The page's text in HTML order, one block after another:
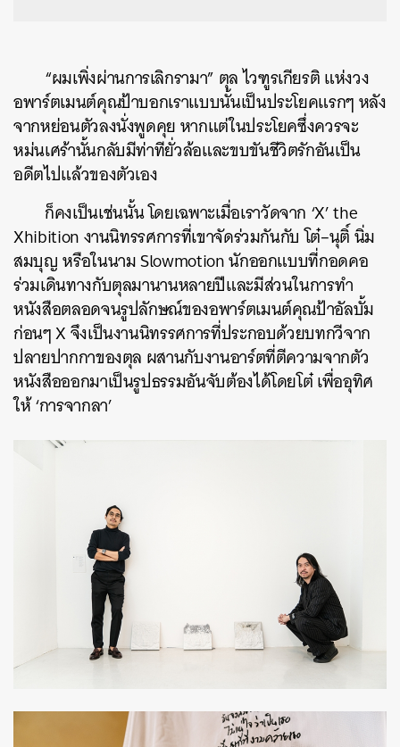
“ผมเพิ่งผ่านการเลิกรามา” ตุล ไวฑูรเกียรติ แห่งวง
อพาร์ตเมนต์คุณป้าบอกเราแบบนั้นเป็นประโยคแรกๆ หลัง
จากหย่อนตัวลงนั่งพูดคุย หากแต่ในประโยคซึ่งควรจะ
หม่นเศร้านั้นกลับมีท่าทียั่วล้อและขบขันชีวิตรักอันเป็น
อดีตไปแล้วของตัวเอง
ก็คงเป็นเช่นนั้น โดยเฉพาะเมื่อเราวัดจาก ‘X’ the
Xhibition งานนิทรรศการที่เขาจัดร่วมกันกับ โต๋–นุติ์ นิ่ม
สมบุญ หรือในนาม Slowmotion นักออกแบบที่กอดคอ
ร่วมเดินทางกับตุลมานานหลายปีและมีส่วนในการทำ
หนังสือตลอดจนรูปลักษณ์ของอพาร์ตเมนต์คุณป้าอัลบั้ม
ก่อนๆX จึงเป็นงานนิทรรศการที่ประกอบด้วยบทกวีจาก
ปลายปากกาของตุล ผสานกับงานอาร์ตที่ตีความจากตัว
หนังสือออกมาเป็นรูปธรรมอันจับต้องได้โดยโต๋ เพื่ออุทิศ
ให้ ‘การจากลา’